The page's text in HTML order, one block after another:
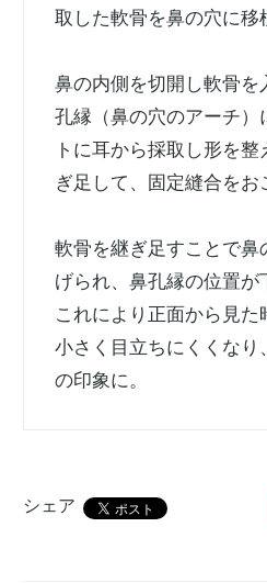
取した軟骨を鼻の穴に移
鼻の内側を切開し軟骨を
孔縁（鼻の穴のアーチ）
トに耳から採取し形を
ぎ足して、固定縫合をお
軟骨を継ぎ足すことで鼻
げられ、鼻孔縁の位置が
これにより正面から見た
小さく目立ちにくくなり
の印象に。
シェア